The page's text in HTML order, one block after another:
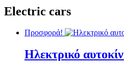
Electric cars
Προσφορά!
Ηλεκτρικό